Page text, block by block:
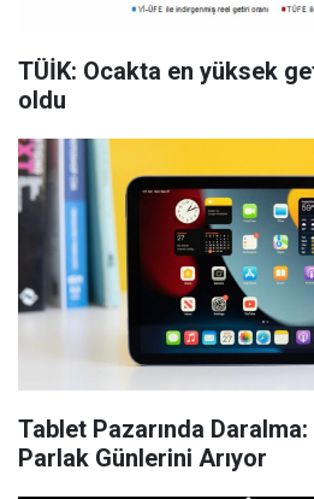
TÜİK: Ocakta en yüksek
oldu
Tablet Pazarında
Parlak Günlerini Arıyor